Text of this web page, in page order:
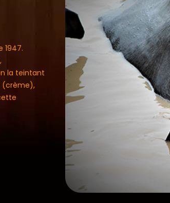
1947.
la teintant
(crème),